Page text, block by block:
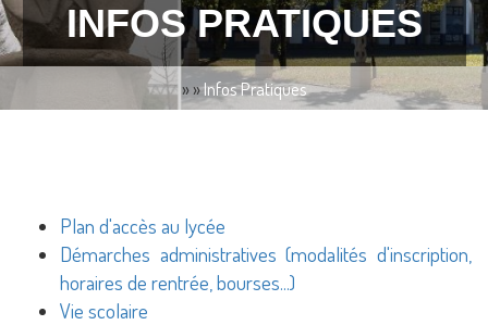
INFOS PRATIQUES
»»Infos Pratiques
Plan d'accès au lycée
Démarches administratives (modalités d'inscription,
horaires de rentrée, bourses...)
Vie scolaire